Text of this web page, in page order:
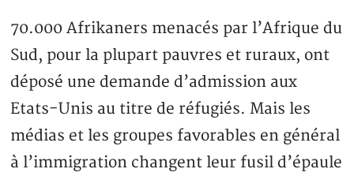
70.000 Afrikaners menacés par l’Afrique du
Sud, pour la plupart pauvres et ruraux, ont
déposé une demande d’admission aux
Etats-Unis au titre de réfugiés. Mais les
médias et les groupes favorables en général
à l’immigration changent leur fusil d’épaule